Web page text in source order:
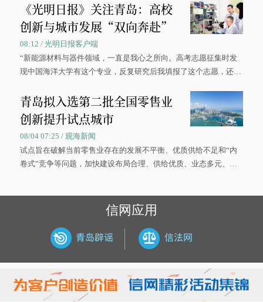
《光明日报》关注青岛：高校
创新与城市发展“双向奔赴”
08:12 / 光明日报客户端
“新能源材料与器件领域，一直是我心之所向。高考志愿征集时发
现中国海洋大学有这个专业，反复研究后我填报了这个志愿，还真
大学材料科学与工程学院材料类专业的录取通知书。
青岛拟入选第二批全国零售业
创新提升试点城市
08/04 07:25 / 观海新闻
试点旨在破解当前零售业存在的发展不平衡、优质供给不足和“内
卷式”竞争等问题，加快建设布局合理、供给优质、业态多元、智
信网应用